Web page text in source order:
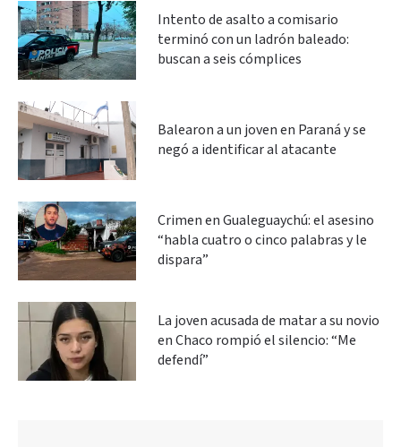
Intento de asalto a comisario
terminó con un ladrón baleado:
buscan a seis cómplices
Balearon a un joven en Paraná y se
negó a identificar al atacante
Crimen en Gualeguaychú: el asesino
“habla cuatro o cinco palabras y le
dispara”
La joven acusada de matar a su novio
en Chaco rompió el silencio: “Me
defendí”